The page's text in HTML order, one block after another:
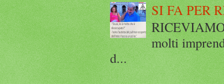
SI FA PER
molti
d...